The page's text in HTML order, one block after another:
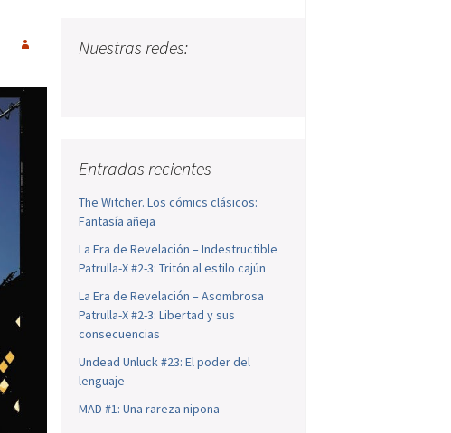
Nuestras redes:
Entradas recientes
The Witcher. Los cómics clásicos:
Fantasía añeja
La Era de Revelación – Indestructible
Patrulla-X #2-3: Tritón al estilo cajún
La Era de Revelación – Asombrosa
Patrulla-X #2-3: Libertad y sus
consecuencias
Undead Unluck #23: El poder del
lenguaje
MAD #1: Una rareza nipona